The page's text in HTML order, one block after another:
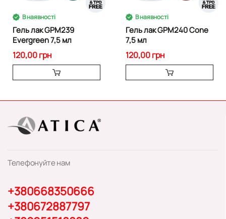
В наявності
Гель лак GPM239
Evergreen 7,5 мл
120,00 грн
В наявності
Гель лак GPM240 Cone
7,5 мл
120,00 грн
Телефонуйте нам
+380668350666
+380672887797